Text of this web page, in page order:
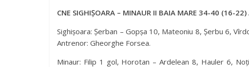
CNE SIGHIȘOARA – MINAUR II BAIA MARE 34-40 (16-22)
Sighișoara: Șerban – Gopșa 10, Mateoniu 8, Șerbu 6,
Antrenor: Gheorghe Forsea.
Minaur: Filip 1 gol, Horotan – Ardelean 8, Hauler 6,